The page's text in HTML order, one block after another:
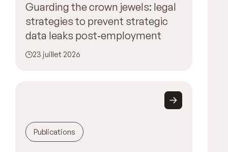
Guarding the crown jewels: legal
strategies to prevent strategic
data leaks post‑employment
23 juillet 2026
Publications